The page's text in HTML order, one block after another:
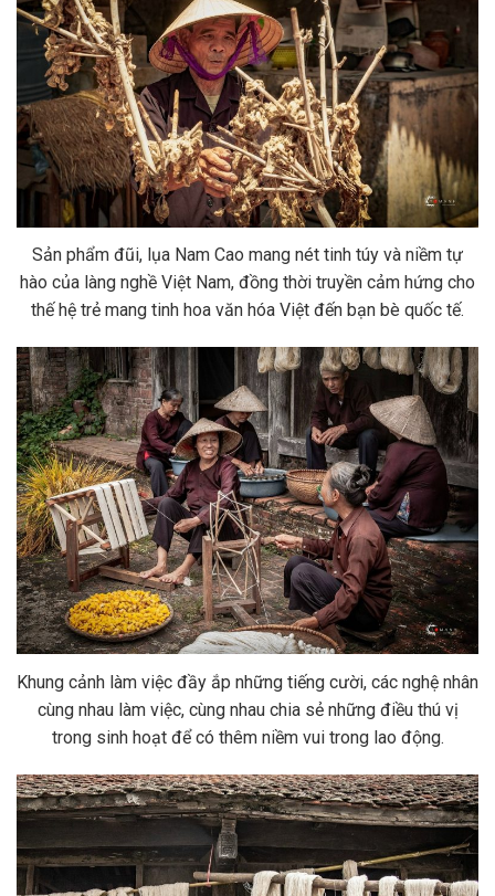
Sản phẩm đũi, lụa Nam Cao mang nét tinh túy và niềm tự
hào của làng nghề Việt Nam, đồng thời truyền cảm hứng cho
thế hệ trẻ mang tinh hoa văn hóa Việt đến bạn bè quốc tế.
Khung cảnh làm việc đầy ắp những tiếng cười, các nghệ nhân
cùng nhau làm việc, cùng nhau chia sẻ những điều thú vị
trong sinh hoạt để có thêm niềm vui trong lao động.